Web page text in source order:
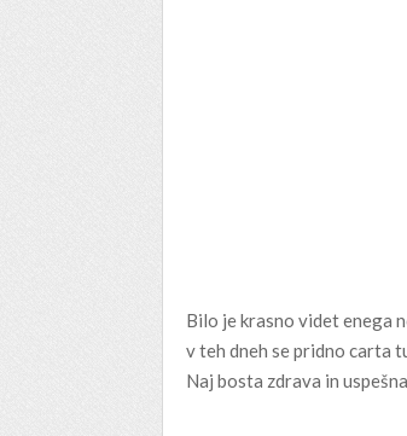
Bilo je krasno videt enega
v teh dneh se pridno carta
Naj bosta zdrava in